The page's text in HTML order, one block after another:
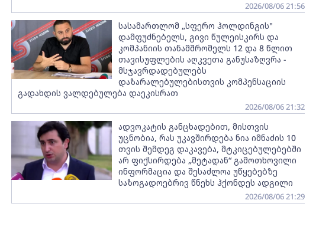
2026/08/06 21:56
სასამართლომ „სფერო ჰოლდინგის"
დამფუძნებელს, გივი წულეისკირს და
კომპანიის თანამშრომელს 12 და 8 წლით
თავისუფლების აღკვეთა განუსაზღვრა -
მსჯავრდადებულებს
დაზარალებულებისთვის კომპენსაციის
გადახდის ვალდებულება დაეკისრათ
2026/08/06 21:32
ადვოკატის განცხადებით, მისთვის
უცნობია, რას უკავშირდება ნია იმნაძის 10
თვის შემდეგ დაკავება, მტკიცებულებებში
არ ფიქსირდება „მეტადან“ გამოთხოვილი
ინფორმაცია და შესაძლოა უწყებებზე
საზოგადოებრივ წნეხს ჰქონდეს ადგილი
2026/08/06 21:29